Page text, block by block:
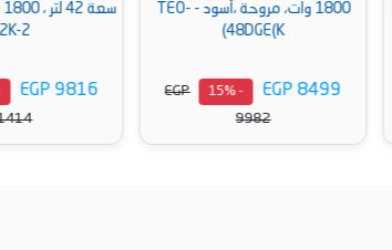
1800 وات، مروحة ،أسود - TEO-
EGP
سعة 42 لتر ، 1800 وات، أسود - EO-
EGP 9816
EGP